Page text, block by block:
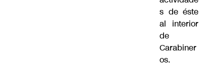
s de éste
al interior
de
Carabiner
os.